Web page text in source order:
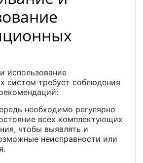
использование
систем требует соблюдения
необходимо регулярно
всех комплектующих
чтобы выявлять и
неисправности или